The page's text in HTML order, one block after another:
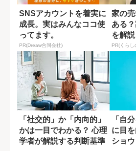
SNSアカウントを着実に
成長。実はみんなココ使
ってます。
PR(Dreaw合同会社)
家の
ある
を解説
PR(くらし
「社交的」か「内向的」
かは一目でわかる？ 心理
学者が解説する判断基準
「自
に目
ショ